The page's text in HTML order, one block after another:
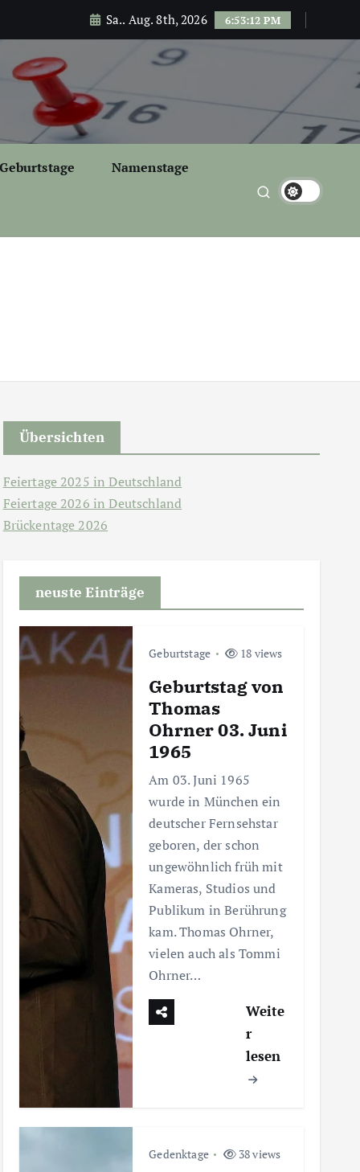
Sa.. Aug. 8th, 2026 6:53:13 PM
Geburtstage Namenstage
Übersichten
Feiertage 2025 in Deutschland
Feiertage 2026 in Deutschland
Brückentage 2026
neuste Einträge
Geburtstage 18 views
Geburtstag von
Thomas
Ohrner 03. Juni
1965
Am 03. Juni 1965
wurde in München ein
deutscher Fernsehstar
geboren, der schon
ungewöhnlich früh mit
Kameras, Studios und
Publikum in Berührung
kam. Thomas Ohrner,
vielen auch als Tommi
Ohrner…
Weite
r
lesen
Gedenktage 38 views